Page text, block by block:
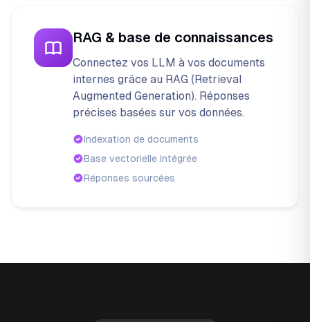
RAG & base de connaissances
Connectez vos LLM à vos documents
internes grâce au RAG (Retrieval
Augmented Generation). Réponses
précises basées sur vos données.
Indexation de documents
Base vectorielle intégrée
Réponses sourcées